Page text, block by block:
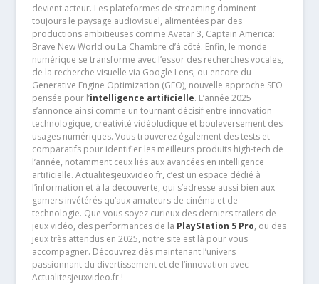
devient acteur. Les plateformes de streaming dominent
toujours le paysage audiovisuel, alimentées par des
productions ambitieuses comme Avatar 3, Captain America:
Brave New World ou La Chambre d’à côté. Enfin, le monde
numérique se transforme avec l’essor des recherches vocales,
de la recherche visuelle via Google Lens, ou encore du
Generative Engine Optimization (GEO), nouvelle approche SEO
pensée pour l’intelligence artificielle. L’année 2025
s’annonce ainsi comme un tournant décisif entre innovation
technologique, créativité vidéoludique et bouleversement des
usages numériques. Vous trouverez également des tests et
comparatifs pour identifier les meilleurs produits high-tech de
l’année, notamment ceux liés aux avancées en intelligence
artificielle. Actualitesjeuxvideo.fr, c’est un espace dédié à
l’information et à la découverte, qui s’adresse aussi bien aux
gamers invétérés qu’aux amateurs de cinéma et de
technologie. Que vous soyez curieux des derniers trailers de
jeux vidéo, des performances de la PlayStation 5 Pro, ou des
jeux très attendus en 2025, notre site est là pour vous
accompagner. Découvrez dès maintenant l’univers
passionnant du divertissement et de l’innovation avec
Actualitesjeuxvideo.fr !